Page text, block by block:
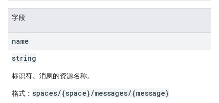
字段
name
string
标识符。消息的资源名称。
格式： spaces/{space}/messages/{message}